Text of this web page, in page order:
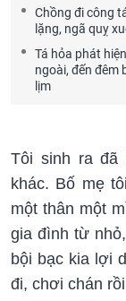
Chồng đi công
lặng, ngã quỵ
Tá hỏa phát
ngoài, đến đêm
lịm
Tôi sinh ra đã
khác. Bố mẹ
một thân một
gia đình từ
bội bạc kia lợi
đi, chơi chán